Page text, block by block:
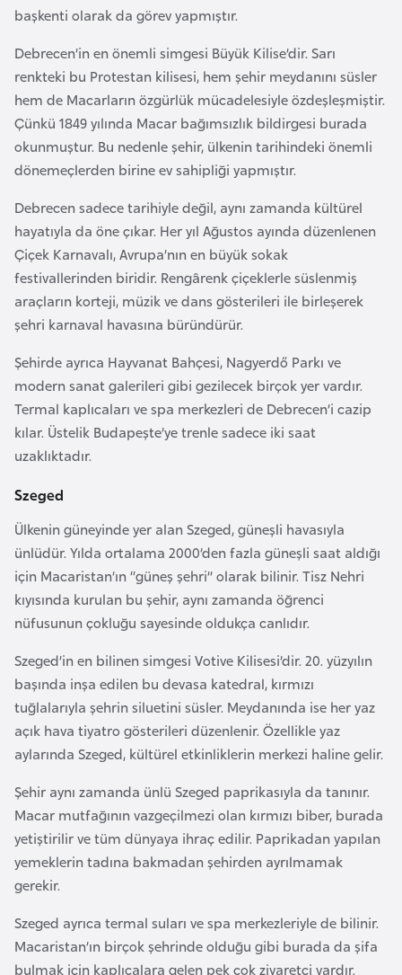
başkenti olarak da görev yapmıştır.
Debrecen’in en önemli simgesi Büyük Kilise’dir. Sarı
renkteki bu Protestan kilisesi, hem şehir meydanını süsler
hem de Macarların özgürlük mücadelesiyle özdeşleşmiştir.
Çünkü 1849 yılında Macar bağımsızlık bildirgesi burada
okunmuştur. Bu nedenle şehir, ülkenin tarihindeki önemli
dönemeçlerden birine ev sahipliği yapmıştır.
Debrecen sadece tarihiyle değil, aynı zamanda kültürel
hayatıyla da öne çıkar. Her yıl Ağustos ayında düzenlenen
Çiçek Karnavalı, Avrupa’nın en büyük sokak
festivallerinden biridir. Rengârenk çiçeklerle süslenmiş
araçların korteji, müzik ve dans gösterileri ile birleşerek
şehri karnaval havasına büründürür.
Şehirde ayrıca Hayvanat Bahçesi, Nagyerdő Parkı ve
modern sanat galerileri gibi gezilecek birçok yer vardır.
Termal kaplıcaları ve spa merkezleri de Debrecen’i cazip
kılar. Üstelik Budapeşte’ye trenle sadece iki saat
uzaklıktadır.
Szeged
Ülkenin güneyinde yer alan Szeged, güneşli havasıyla
ünlüdür. Yılda ortalama 2000’den fazla güneşli saat aldığı
için Macaristan’ın “güneş şehri” olarak bilinir. Tisz Nehri
kıyısında kurulan bu şehir, aynı zamanda öğrenci
nüfusunun çokluğu sayesinde oldukça canlıdır.
Szeged’in en bilinen simgesi Votive Kilisesi’dir. 20. yüzyılın
başında inşa edilen bu devasa katedral, kırmızı
tuğlalarıyla şehrin siluetini süsler. Meydanında ise her yaz
açık hava tiyatro gösterileri düzenlenir. Özellikle yaz
aylarında Szeged, kültürel etkinliklerin merkezi haline gelir.
Şehir aynı zamanda ünlü Szeged paprikasıyla da tanınır.
Macar mutfağının vazgeçilmezi olan kırmızı biber, burada
yetiştirilir ve tüm dünyaya ihraç edilir. Paprikadan yapılan
yemeklerin tadına bakmadan şehirden ayrılmamak
gerekir.
Szeged ayrıca termal suları ve spa merkezleriyle de bilinir.
Macaristan’ın birçok şehrinde olduğu gibi burada da şifa
bulmak için kaplıcalara gelen pek çok ziyaretçi vardır.
r
e
k
B
u
l
g
a
r
i
s
t
n
u
k
n
a
F
a
s
o
Ç
a
d
Ç
e
k
C
m
h